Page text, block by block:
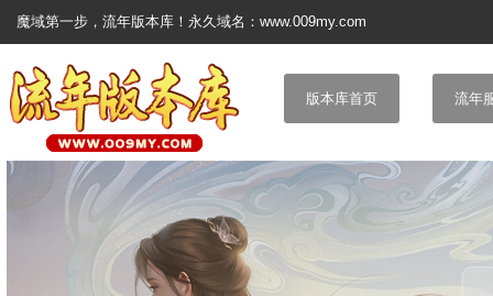
魔域第一步，流年版本库！永久域名：www.009my.com
版本库首页 流年